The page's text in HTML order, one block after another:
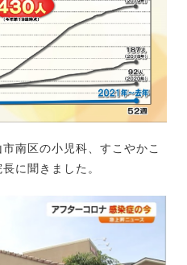
南区の小児科、すこやかこ
に聞きました。